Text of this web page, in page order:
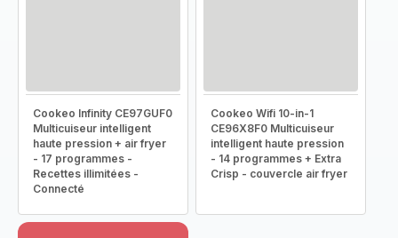
Cookeo Infinity CE97GUF0
Multicuiseur intelligent
haute pression + air fryer
- 17 programmes -
Recettes illimitées -
Connecté
Cookeo Wifi 10-in-1
CE96X8F0 Multicuiseur
intelligent haute pression
- 14 programmes + Extra
Crisp - couvercle air fryer